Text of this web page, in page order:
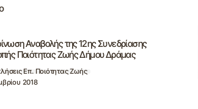
Αναβολής της 12ης Συνεδρίασης
Ποιότητας Ζωής Δήμου Δράμας
Επ. Ποιότητας Ζωής
2018